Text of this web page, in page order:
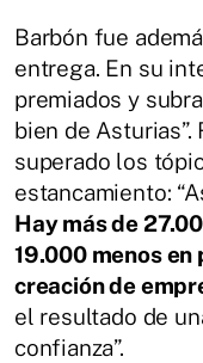
Barbón fue
entrega. En su
premiados y
bien de
superado los
estancamiento:
Hay más de
19.000 menos en
creación de
el resultado de
confianza”.